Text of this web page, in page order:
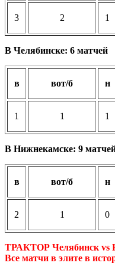
3 2 1
В Челябинске: 6 матчей
в вот/б н
1 1 1
В Нижнекамске: 9
в вот/б н
2 1 0
ТРАКТОР Челябинск
Все матчи в элите в